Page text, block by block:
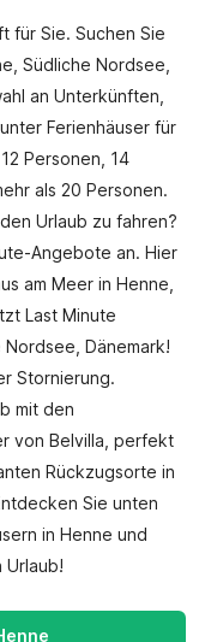
für Sie. Suchen Sie
Südliche Nordsee,
an Unterkünften,
Ferienhäuser für
Personen, 14
als 20 Personen.
Urlaub zu fahren?
Angebote an. Hier
am Meer in Henne,
Last Minute
Dänemark!
Stornierung.
mit den
von Belvilla, perfekt
Rückzugsorte in
Sie unten
in Henne und